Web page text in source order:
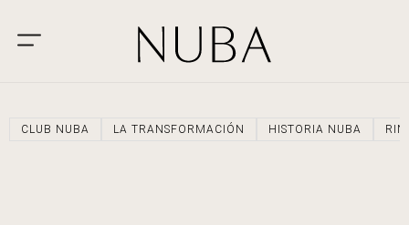
CLUB NUBA LA TRANSFORMACIÓN HISTORIA NUBA